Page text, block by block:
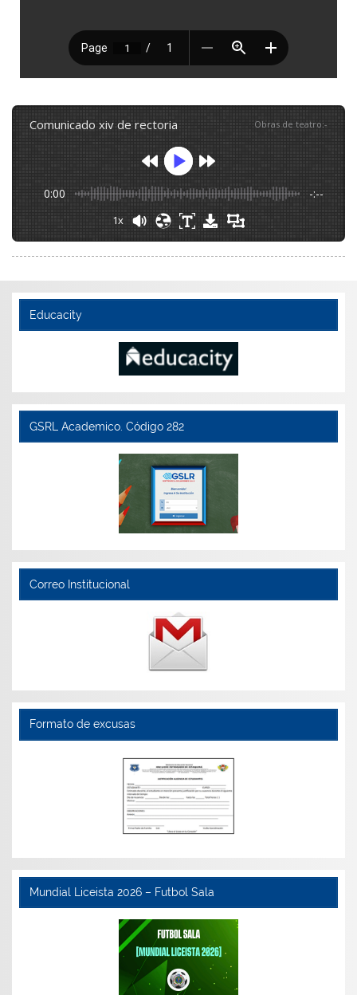
comunicado xiv de rectoria Obras de teatro:-
0:00 -:--
1x
Educacity
GSRL Academico. Código 282
Correo Institucional
Formato de excusas
Mundial Liceista 2026 – Futbol Sala